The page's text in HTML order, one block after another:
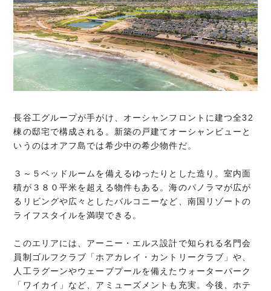
長谷工グループが手がけ、オーシャンフロントに建つ全32
棟の邸宅で構成される。新築の戸建てオーシャンビューと
いうのはオアフ島では希少中の希少物件だ。
３～５ベッドルームを備えるゆったりとした造り。室内面
積が３８０平米を超える物件もある。海のパノラマが広が
るリビングや広々としたバルコニーなど、南国リゾートの
ライフスタイルを満喫できる。
このエリアには、アーニー・エルス設計で知られる名門会
員制ゴルフクラブ「ホアカレイ・カントリークラブ」や、
人工ラグーンやウェーブプールを備えたウォーターパーク
「ワイカイ」など、アミューズメントも充実。今後、ホテ